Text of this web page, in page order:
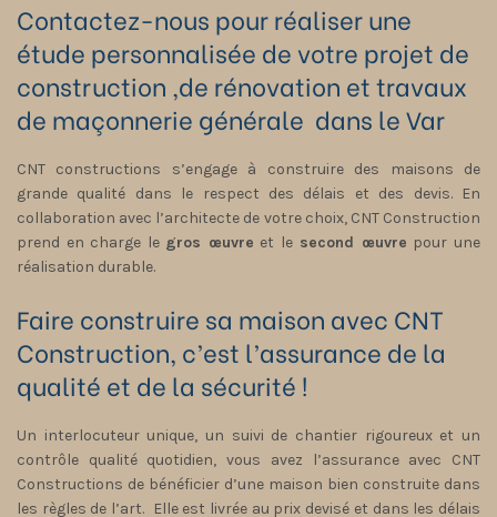
Contactez-nous pour réaliser une
étude personnalisée de votre projet de
construction ,de rénovation et travaux
de maçonnerie générale dans le Var
CNT constructions s’engage à construire des maisons de
grande qualité dans le respect des délais et des devis. En
collaboration avec l’architecte de votre choix, CNT Construction
prend en charge le gros œuvre et lesecond œuvre pour une
réalisation durable.
Faire construire sa maison avec CNT
Construction, c’est l’assurance de la
qualité et de la sécurité !
Un interlocuteur unique, un suivi de chantier rigoureux et un
contrôle qualité quotidien, vous avez l’assurance avec CNT
Constructions de bénéficier d’une maison bien construite dans
les règles de l’art. Elle est livrée au prix devisé et dans les délais